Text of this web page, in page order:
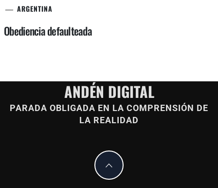
ARGENTINA
Obediencia defaulteada
ANDÉN DIGITAL
PARADA OBLIGADA EN LA COMPRENSIÓN DE
LA REALIDAD